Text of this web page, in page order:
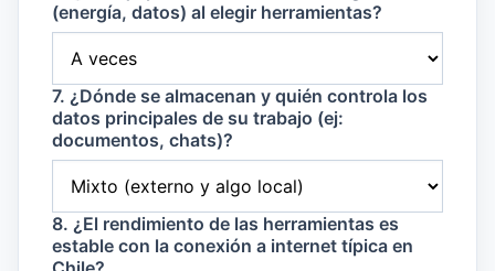
(energía, datos) al elegir herramientas?
7. ¿Dónde se almacenan y quién controla los
datos principales de su trabajo (ej:
documentos, chats)?
8. ¿El rendimiento de las herramientas es
estable con la conexión a internet típica en